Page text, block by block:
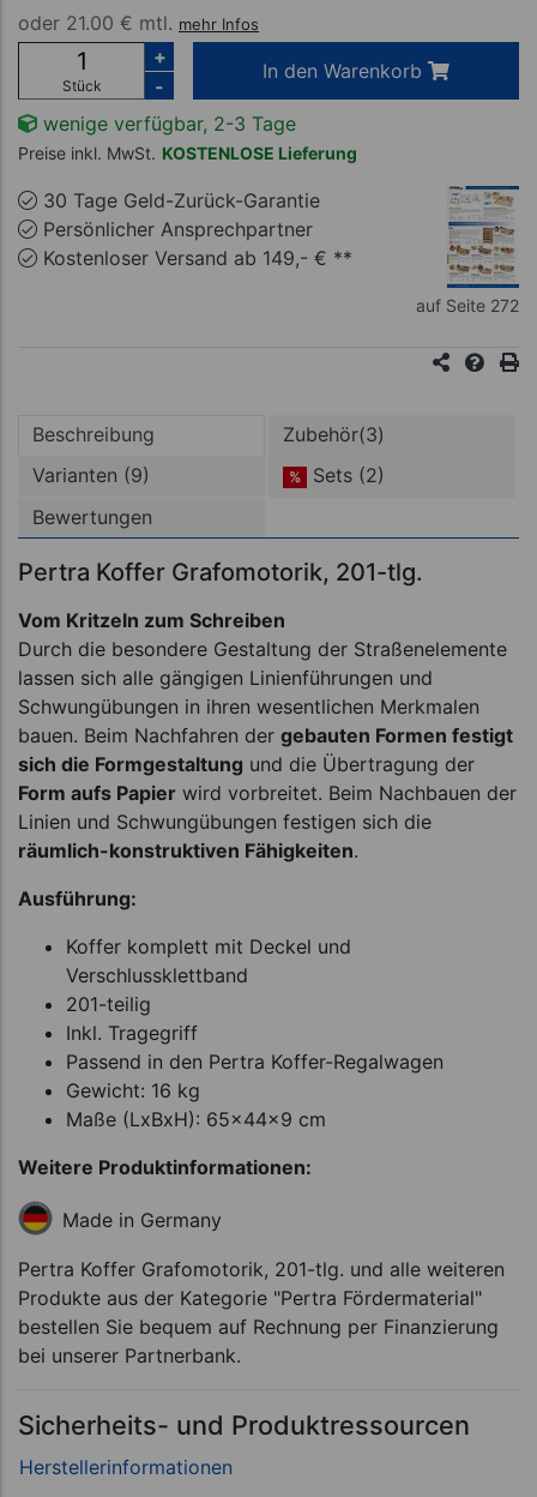
oder 21.00 € mtl. mehr Infos
Stück
+
-
In den Warenkorb
wenige verfügbar, 2-3 Tage
Preise inkl. MwSt. KOSTENLOSE Lieferung
30 Tage Geld-Zurück-Garantie
Persönlicher Ansprechpartner
Kostenloser Versand ab 149,- € **
auf Seite 272
Beschreibung
Zubehör(3)
Varianten (9)
%
Sets (2)
Bewertungen
Pertra Koffer Grafomotorik, 201-tlg.
Vom Kritzeln zum Schreiben
Durch die besondere Gestaltung der Straßenelemente
lassen sich alle gängigen Linienführungen und
Schwungübungen in ihren wesentlichen Merkmalen
bauen. Beim Nachfahren der gebauten Formen festigt
sich die Formgestaltung und die Übertragung der
Form aufs Papier wird vorbreitet. Beim Nachbauen der
Linien und Schwungübungen festigen sich die
räumlich-konstruktiven Fähigkeiten.
Ausführung:
Koffer komplett mit Deckel und
Verschlussklettband
201-teilig
Inkl. Tragegriff
Passend in den Pertra Koffer-Regalwagen
Gewicht: 16 kg
Maße (LxBxH): 65x44x9 cm
Weitere Produktinformationen:
Made in Germany
Pertra Koffer Grafomotorik, 201-tlg. und alle weiteren
Produkte aus der Kategorie "Pertra Fördermaterial"
bestellen Sie bequem auf Rechnung per Finanzierung
bei unserer Partnerbank.
Sicherheits- und Produktressourcen